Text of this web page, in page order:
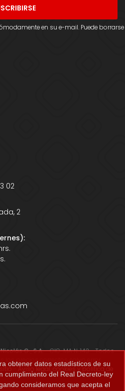
en su e-mail. Puede borrarse
02
2
G., S.A.- CIC-MA N. 143 - Todos
los precios correctos salvo error
-Aviso legal, cookies y política de
obtener datos estadísticos de su
cumplimiento del Real Decreto-ley
consideramos que acepta el